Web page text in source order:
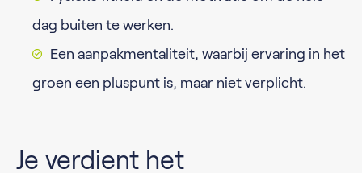
dag buiten te werken.
Een aanpakmentaliteit, waarbij ervaring in het
groen een pluspunt is, maar niet verplicht.
Je verdient het